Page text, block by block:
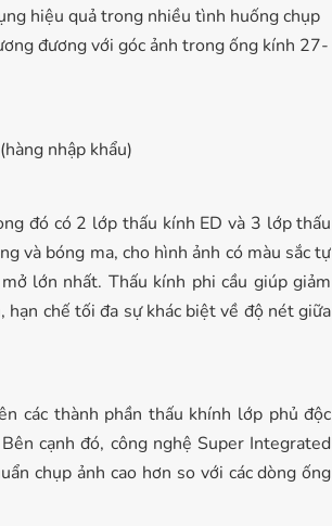
hiệu quả trong nhiều tình huống chụp
đương với góc ảnh trong ống kính 27-
đó có 2 lớp thấu kính ED và 3 lớp thấu
và bóng ma, cho hình ảnh có màu sắc tự
lớn nhất. Thấu kính phi cầu giúp giảm
chế tối đa sự khác biệt về độ nét giữa
các thành phần thấu khính lớp phủ độc
cạnh đó, công nghệ Super Integrated
chụp ảnh cao hơn so với các dòng ống